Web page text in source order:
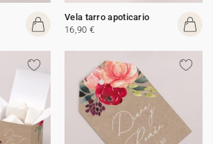
Vela tarro apoticario
16,90 €